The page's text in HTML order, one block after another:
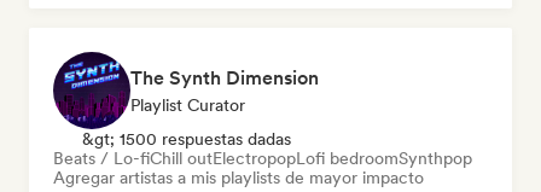
The Synth Dimension
Playlist Curator
&gt; 1500 respuestas dadas
Beats / Lo-fiChill outElectropopLofi bedroomSynthpop
Agregar artistas a mis playlists de mayor impacto